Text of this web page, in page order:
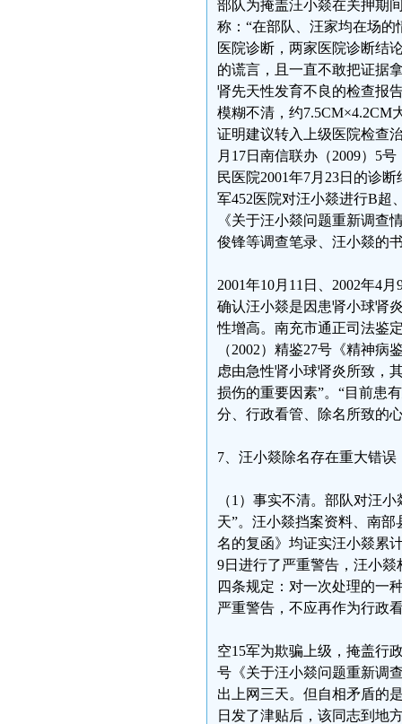
部队为掩盖汪小燚在关押期
称：“在部队、汪家均在场的
医院诊断，两家医院诊断结
的谎言，且一直不敢把证据
肾先天性发育不良的检查报
模糊不清，约7.5CM×4.2CM
证明建议转入上级医院检查
月17日南信联办（2009）5
民医院2001年7月23日的诊
军452医院对汪小燚进行B超
《关于汪小燚问题重新调查
俊锋等调查笔录、汪小燚的
2001年10月11日、2002年4
确认汪小燚是因患肾小球肾
性增高。南充市通正司法鉴
（2002）精鉴27号《精神
虑由急性肾小球肾炎所致，
损伤的重要因素”。“目前患
分、行政看管、除名所致的
7、汪小燚除名存在重大错
（1）事实不清。部队对汪
天”。汪小燚挡案资料、南
名的复函》均证实汪小燚累
9日进行了严重警告，汪小
四条规定：对一次处理的一
严重警告，不应再作为行政
空15军为欺骗上级，掩盖行
号《关于汪小燚问题重新调
出上网三天。但自相矛盾的
日发了津贴后，该同志到地